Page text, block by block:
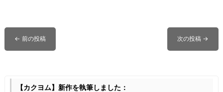
o
k
← 前の投稿 次の投稿 →
【カクヨム】新作を執筆しました：